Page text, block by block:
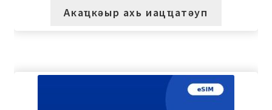
Акаҵкәыр ахь иацҵатәуп